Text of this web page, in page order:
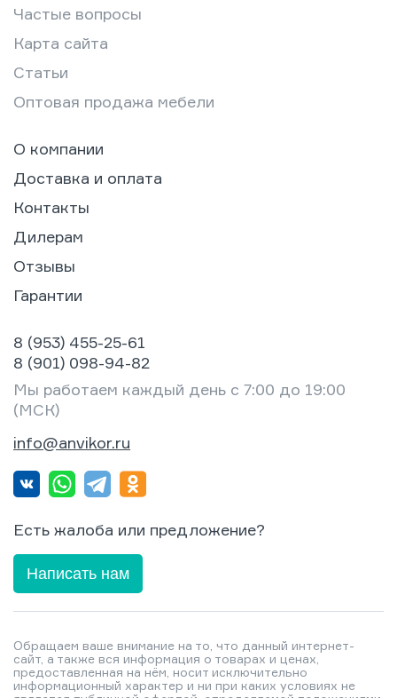
Частые вопросы
Карта сайта
Статьи
Оптовая продажа мебели
О компании
Доставка и оплата
Контакты
Дилерам
Отзывы
Гарантии
8 (953) 455-25-61
8 (901) 098-94-82
Мы работаем каждый день с 7:00 до 19:00
(МСК)
info@anvikor.ru
Есть жалоба или предложение?
Написать нам
Обращаем ваше внимание на то, что данный интернет-
сайт, а также вся информация о товарах и ценах,
предоставленная на нём, носит исключительно
информационный характер и ни при каких условиях не